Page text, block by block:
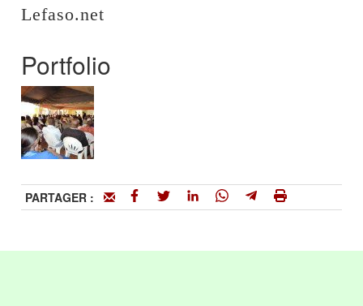
Lefaso.net
Portfolio
PARTAGER :